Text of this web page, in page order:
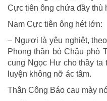
Cực tiên ông chứa đầy thù
Nam Cực tiên ông hét lớn:
– Ngươi là yêu nghiệt,
Phong thần bỏ Chậu phò
cung Ngọc Hư cho thầy
luyện không nỡ ác tâm.
Thân Công Báo cau mày